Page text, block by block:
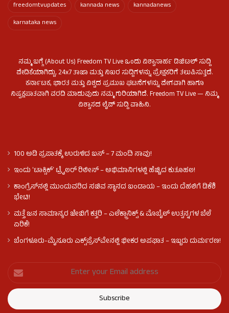
freedomtvupdates
kannada news
kannadanews
karnataka news
ನಮ್ಮ ಬಗ್ಗೆ (About Us) Freedom TV Live ಒಂದು ವಿಶ್ವಾಸಾರ್ಹ ಡಿಜಿಟಲ್ ಸುದ್ದಿ
ವೇದಿಕೆಯಾಗಿದ್ದು, 24x7 ತಾಜಾ ಮತ್ತು ನಿಖರ ಸುದ್ದಿಗಳನ್ನು ಪ್ರೇಕ್ಷಕರಿಗೆ ತಲುಪಿಸುತ್ತದೆ.
ಕರ್ನಾಟಕ, ಭಾರತ ಮತ್ತು ವಿಶ್ವದ ಪ್ರಮುಖ ಘಟನೆಗಳನ್ನು ವೇಗವಾಗಿ ಹಾಗೂ
ನಿಷ್ಪಕ್ಷಪಾತವಾಗಿ ವರದಿ ಮಾಡುವುದು ನಮ್ಮ ಗುರಿಯಾಗಿದೆ. Freedom TV Live — ನಿಮ್ಮ
ವಿಶ್ವಾಸದ ಲೈವ್ ಸುದ್ದಿ ವಾಹಿನಿ.
100 ಅಡಿ ಪ್ರಪಾತಕ್ಕೆ ಉರುಳಿದ ಬಸ್‌ – 7 ಮಂದಿ ಸಾವು!
ಇಂದು ʻಟಾಕ್ಸಿಕ್ʼ ಟ್ರೈಲರ್ ರಿಲೀಸ್‌ – ಅಭಿಮಾನಿಗಳಲ್ಲಿ ಹೆಚ್ಚಿದ ಕುತೂಹಲ!
ಕಾಂಗ್ರೆಸ್​ನಲ್ಲಿ ಮುಂದುವರಿದ ಸಚಿವ ಸ್ಥಾನದ ಬಂಡಾಯ – ಇಂದು ದೆಹಲಿಗೆ ಡಿಕೆಶಿ
ಭೇಟಿ!
ಮತ್ತೆ ಜನ ಸಾಮಾನ್ಯರ ಜೇಬಿಗೆ ಕತ್ತರಿ – ಎಲೆಕ್ಟ್ರಾನಿಕ್ಸ್ & ಮೊಬೈಲ್ ಉತ್ಪನ್ನಗಳ ಬೆಲೆ
ಏರಿಕೆ!
ಬೆಂಗಳೂರು-ಮೈಸೂರು ಎಕ್ಸ್‌ಪ್ರೆಸ್‌ವೇನಲ್ಲಿ ಭೀಕರ ಅಪಘಾತ – ಇಬ್ಬರು ದುರ್ಮರಣ!